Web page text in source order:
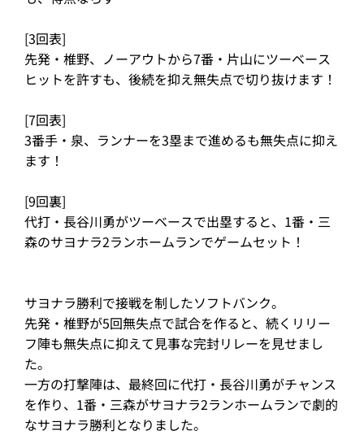
[3回表]
先発・椎野、ノーアウトから7番・片山にツーベース
ヒットを許すも、後続を抑え無失点で切り抜けます！
[7回表]
3番手・泉、ランナーを3塁まで進めるも無失点に抑え
ます！
[9回裏]
代打・長谷川勇がツーベースで出塁すると、1番・三
森のサヨナラ2ランホームランでゲームセット！
サヨナラ勝利で接戦を制したソフトバンク。
先発・椎野が5回無失点で試合を作ると、続くリリー
フ陣も無失点に抑えて見事な完封リレーを見せまし
た。
一方の打撃陣は、最終回に代打・長谷川勇がチャンス
を作り、1番・三森がサヨナラ2ランホームランで劇的
なサヨナラ勝利となりました。